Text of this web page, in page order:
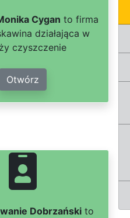
Cygan to firma
działająca w
czyszczenie
Otwórz
Dobrzańskito